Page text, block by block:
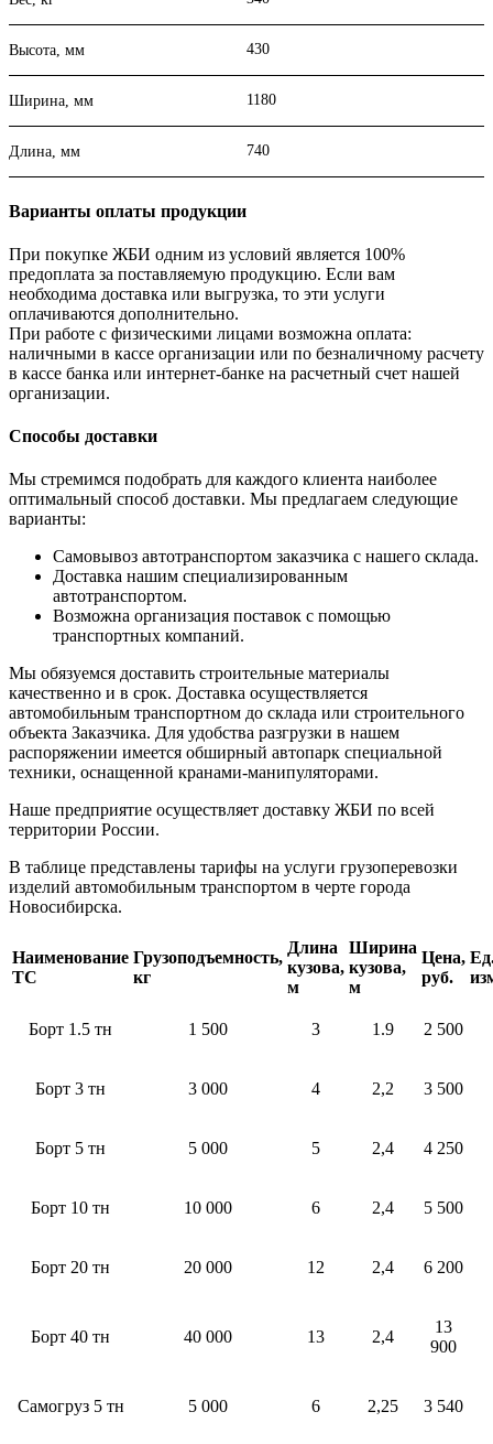
Высота, мм 430
Ширина, мм 1180
Длина, мм 740
Варианты оплаты продукции
При покупке ЖБИ одним из условий является 100%
предоплата за поставляемую продукцию. Если вам
необходима доставка или выгрузка, то эти услуги
оплачиваются дополнительно.
При работе с физическими лицами возможна оплата:
наличными в кассе организации или по безналичному расчету
в кассе банка или интернет-банке на расчетный счет нашей
организации.
Способы доставки
Мы стремимся подобрать для каждого клиента наиболее
оптимальный способ доставки. Мы предлагаем следующие
варианты:
Самовывоз автотранспортом заказчика с нашего склада.
Доставка нашим специализированным
автотранспортом.
Возможна организация поставок с помощью
транспортных компаний.
Мы обязуемся доставить строительные материалы
качественно и в срок. Доставка осуществляется
автомобильным транспортном до склада или строительного
объекта Заказчика. Для удобства разгрузки в нашем
распоряжении имеется обширный автопарк специальной
техники, оснащенной кранами-манипуляторами.
Наше предприятие осуществляет доставку ЖБИ по всей
территории России.
В таблице представлены тарифы на услуги грузоперевозки
изделий автомобильным транспортом в черте города
Новосибирска.
Наименование
ТС
Грузоподъемность,
кг
Длина
кузова,
м
Ширина
кузова,
м
Цена,
руб.
Борт 1.5 тн 1 500 3 1.9 2 500
Борт 3 тн 3 000 4 2,2 3 500
Борт 5 тн 5 000 5 2,4 4 250
Борт 10 тн 10 000 6 2,4 5 500
Борт 20 тн 20 000 12 2,4 6 200
Борт 40 тн 40 000 13 2,4
13
900
Самогруз 5 тн 5 000 6 2,25 3 540